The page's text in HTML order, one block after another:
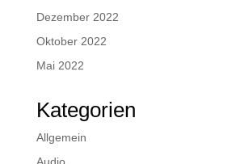
Dezember 2022
Oktober 2022
Mai 2022
Kategorien
Allgemein